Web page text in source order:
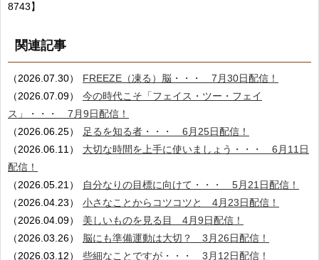
8743】
関連記事
（2026.07.30）
FREEZE（凍る）脳・・・ 7月30日配信！
（2026.07.09）
今の時代こそ「フェイス・ツー・フェイ
ス」・・・ 7月9日配信！
（2026.06.25）
足るを知る者・・・ 6月25日配信！
（2026.06.11）
大切な時間を上手に使いましょう・・・ 6月11日
配信！
（2026.05.21）
自分なりの目標に向けて・・・ 5月21日配信！
（2026.04.23）
小さなことからコツコツと 4月23日配信！
（2026.04.09）
美しいものを見る目 4月9日配信！
（2026.03.26）
脳にも準備運動は大切？ 3月26日配信！
（2026.03.12）
些細なことですが・・・ 3月12日配信！